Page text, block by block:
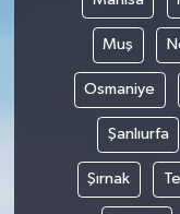
Muş
Osmaniye
Şanlıurfa
Şırnak